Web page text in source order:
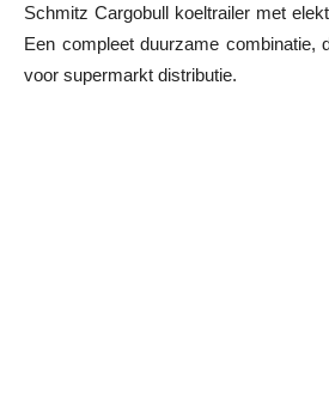
Schmitz Cargobull koeltrailer met
Een compleet duurzame combinatie,
voor supermarkt distributie.